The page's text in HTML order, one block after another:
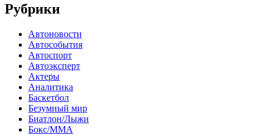
Рубрики
Автоновости
Автособытия
Автоспорт
Автоэксперт
Актеры
Аналитика
Баскетбол
Безумный мир
Биатлон/Лыжи
Бокс/MMA